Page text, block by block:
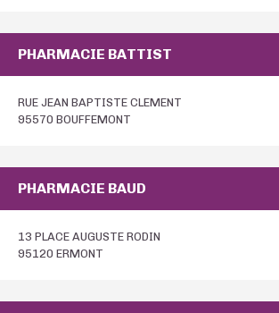
PHARMACIE BATTIST
RUE JEAN BAPTISTE CLEMENT
95570 BOUFFEMONT
PHARMACIE BAUD
13 PLACE AUGUSTE RODIN
95120 ERMONT